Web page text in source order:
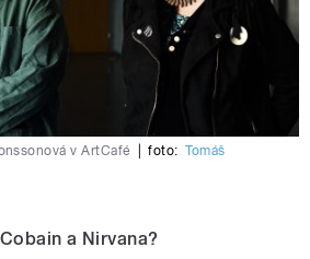
v ArtCafé foto: Tomáš
a Nirvana?